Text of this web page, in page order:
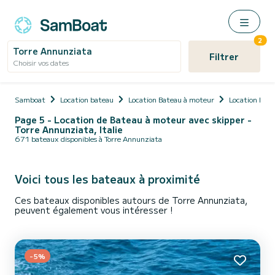
Torre Annunziata
Choisir vos dates Filtrer
2
Samboat Location bateau Location Bateau à moteur Location
Page 5 - Location de Bateau à moteur avec skipper -
Torre Annunziata, Italie
671 bateaux disponibles à Torre Annunziata
Voici tous les bateaux à proximité
Ces bateaux disponibles autours de Torre Annunziata,
peuvent également vous intéresser !
-5%